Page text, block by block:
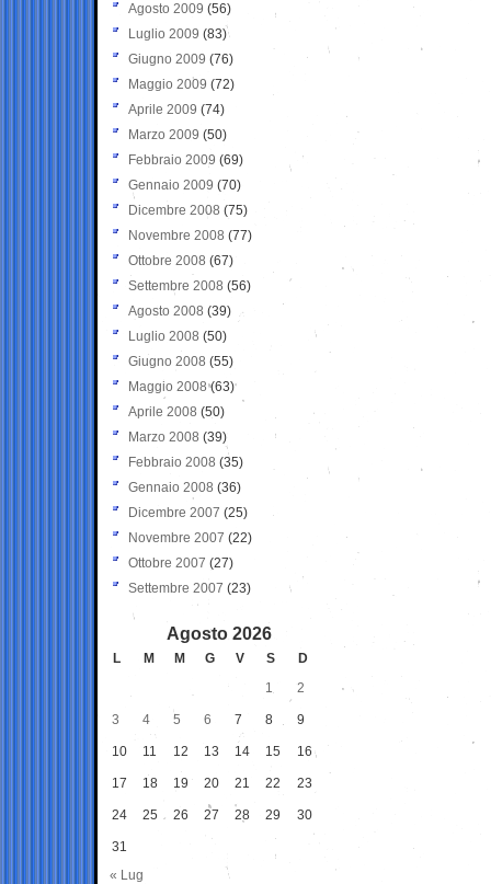
Agosto 2009 (56)
Luglio 2009 (83)
Giugno 2009 (76)
Maggio 2009 (72)
Aprile 2009 (74)
Marzo 2009 (50)
Febbraio 2009 (69)
Gennaio 2009 (70)
Dicembre 2008 (75)
Novembre 2008 (77)
Ottobre 2008 (67)
Settembre 2008 (56)
Agosto 2008 (39)
Luglio 2008 (50)
Giugno 2008 (55)
Maggio 2008(63)
Aprile 2008 (50)
Marzo 2008 (39)
Febbraio 2008 (35)
Gennaio 2008 (36)
Dicembre 2007 (25)
Novembre 2007 (22)
Ottobre 2007 (27)
Settembre 2007 (23)
Agosto 2026
L M M G V S
D
1
2
3 4 5 6 7 8 9
10 11 12 13 14 15 16
17 18 19 20 21 22 23
24 25 26 27 28 29 30
31
« Lug